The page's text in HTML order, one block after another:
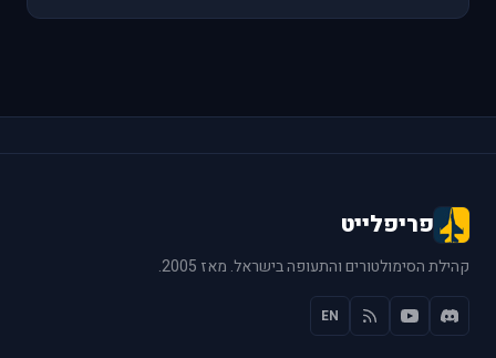
פריפלייט
קהילת הסימולטורים והתעופה בישראל. מאז 2005.
EN